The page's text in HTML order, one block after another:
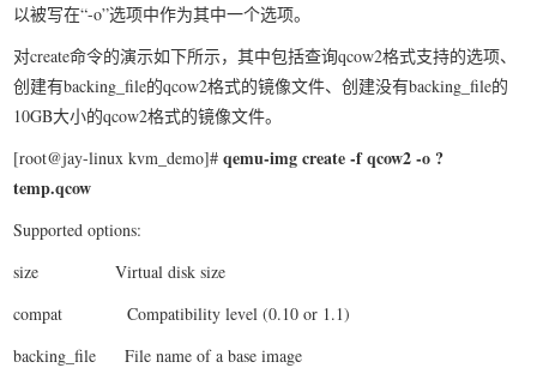
以被写在“-o”选项中作为其中一个选项。
对create命令的演示如下所示，其中包括查询qcow2格式支持的选项、
创建有backing_file的qcow2格式的镜像文件、创建没有backing_file的
10GB大小的qcow2格式的镜像文件。
[root@jay-linux kvm_demo]#qemu-img create -f qcow2 -o ?
temp.qcow
Supported options:
size Virtual disk size
compat Compatibility level (0.10 or 1.1)
backing_file File name of a base image